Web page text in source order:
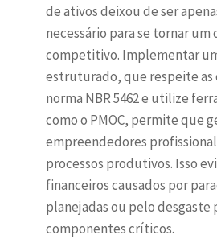
de ativos deixou de ser
necessário para se tornar
competitivo. Implementar
estruturado, que respeite as
norma NBR 5462 e utilize
como o PMOC, permite que
empreendedores
processos produtivos. Isso
financeiros causados por
planejadas ou pelo
componentes críticos.